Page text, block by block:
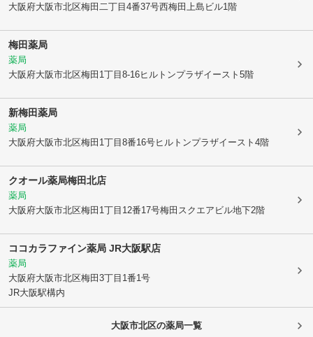
大阪府大阪市北区梅田二丁目4番37号西梅田上島ビル1階
梅田薬局
薬局
大阪府大阪市北区梅田1丁目8-16ヒルトンプラザイースト5階
新梅田薬局
薬局
大阪府大阪市北区梅田1丁目8番16号ヒルトンプラザイースト4階
クオール薬局梅田北店
薬局
大阪府大阪市北区梅田1丁目12番17号梅田スクエアビル地下2階
ココカラファイン薬局 JR大阪駅店
薬局
大阪府大阪市北区梅田3丁目1番1号
JR大阪駅構内
大阪市北区の薬局一覧